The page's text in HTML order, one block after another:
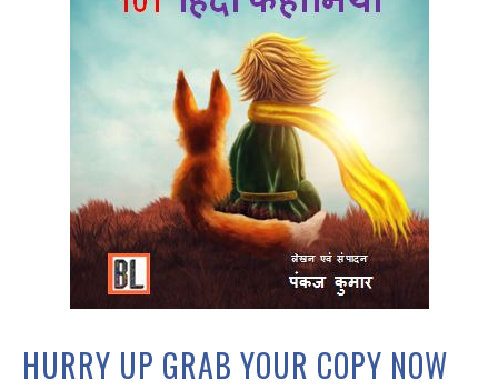
HURRY UP GRAB YOUR COPY NOW